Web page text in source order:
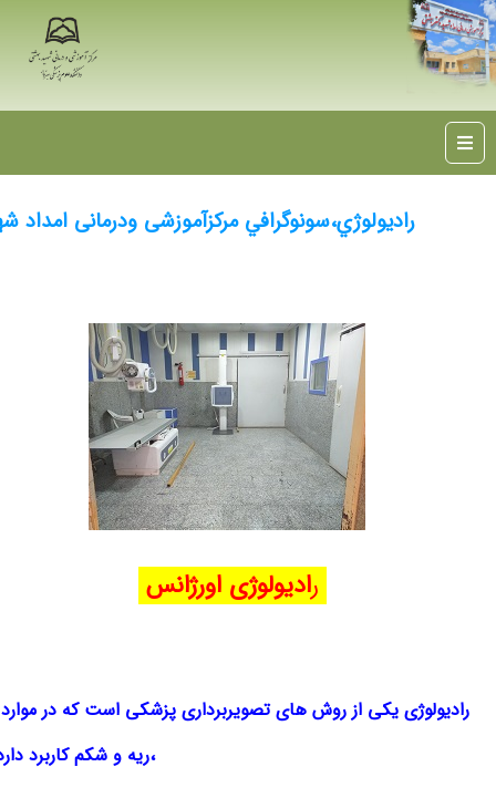
راديولوژي،سونوگرافي مرکزآموزشی
رادیولوژی اورژانس
رادیولوژی یکی از روش های تصویربرداری پزشکی است که در
،ریه و شکم کاربرد